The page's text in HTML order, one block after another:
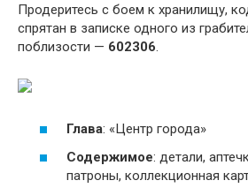
Продеритесь с боем к хранилищу,
спрятан в записке одного из
поблизости — 602306
Глава: «Центр города»
Содержимое: детали,
патроны, коллекционная